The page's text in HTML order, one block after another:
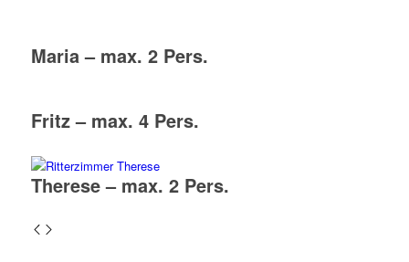
Maria – max. 2 Pers.
Fritz – max. 4 Pers.
Therese – max. 2 Pers.